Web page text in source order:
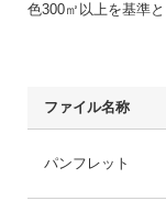
色300㎡以上を基準
ファイル名称
パンフレット